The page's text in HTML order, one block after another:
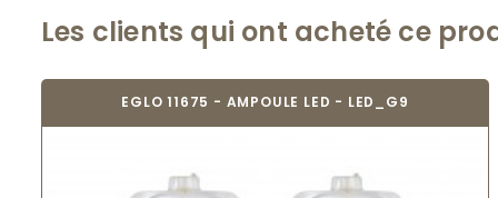
Les clients qui ont acheté ce
EGLO 11675 - AMPOULE LED - LED_G9